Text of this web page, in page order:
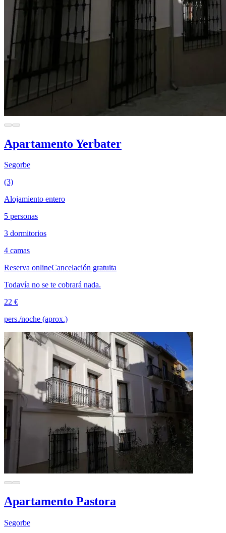
Apartamento Yerbater
Segorbe
(3)
Alojamiento entero
5 personas
3 dormitorios
4 camas
Reserva onlineCancelación gratuita
Todavía no se te cobrará nada.
22 €
pers./noche (aprox.)
Apartamento Pastora
Segorbe